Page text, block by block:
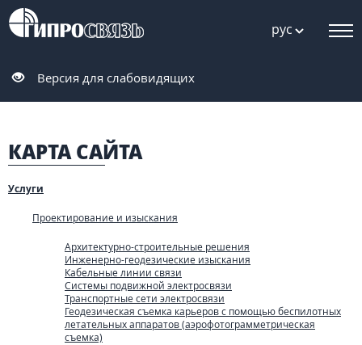
рус
Версия для слабовидящих
КАРТА САЙТА
Услуги
Проектирование и изыскания
Архитектурно-строительные решения
Инженерно-геодезические изыскания
Кабельные линии связи
Системы подвижной электросвязи
Транспортные сети электросвязи
Геодезическая съемка карьеров с помощью беспилотных
летательных аппаратов (аэрофотограмметрическая
съемка)